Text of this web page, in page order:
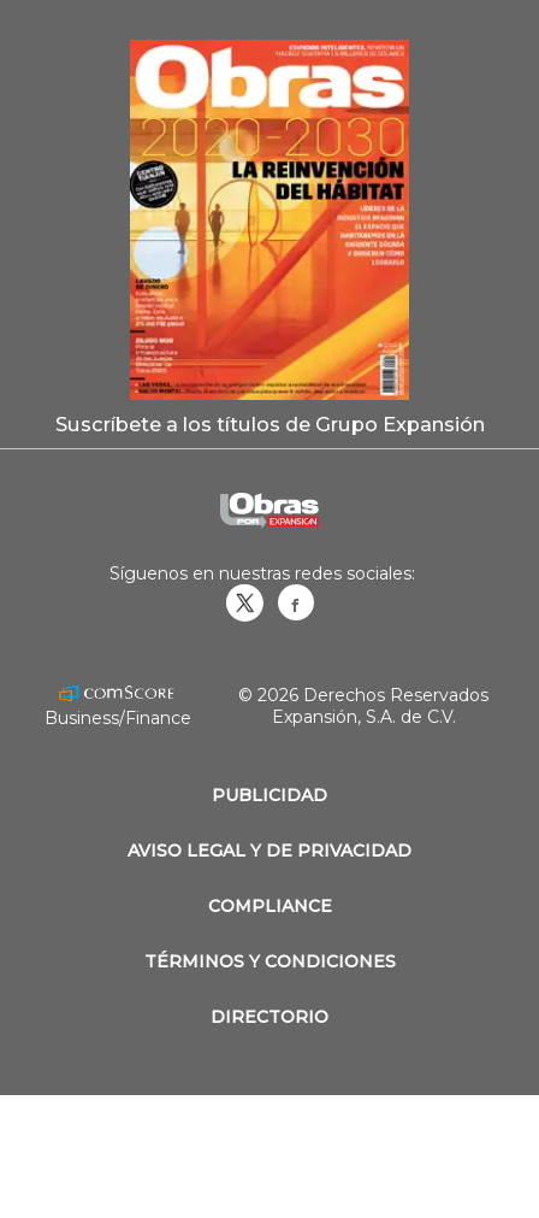
Suscríbete a los títulos de Grupo Expansión
PUBLICIDAD
AVISO LEGAL Y DE PRIVACIDAD
COMPLIANCE
TÉRMINOS Y CONDICIONES
DIRECTORIO
Síguenos en nuestras redes sociales:
Business/Finance
© 2026 Derechos Reservados
Expansión, S.A. de C.V.